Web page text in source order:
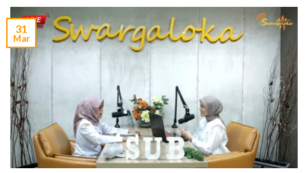
31
Mar